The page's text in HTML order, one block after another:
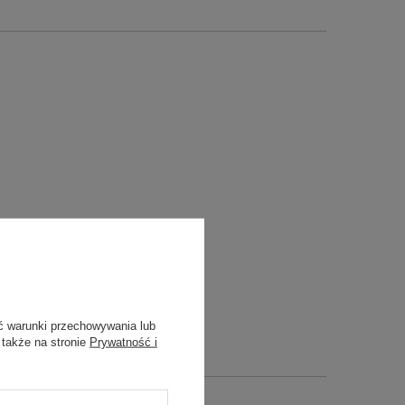
warunki przechowywania lub
na stronie Prywatność i